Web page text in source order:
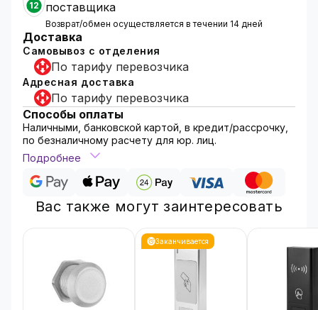
12 поставщика
Возврат/обмен осуществляется в течении 14 дней
Доставка
Самовывоз с отделения
По тарифу перевозчика
Адресная доставка
По тарифу перевозчика
Способы оплаты
Наличными, банковской картой, в кредит/рассрочку,
по безналичному расчету для юр. лиц.
Подробнее
Вас также могут заинтересовать
Заканчивается